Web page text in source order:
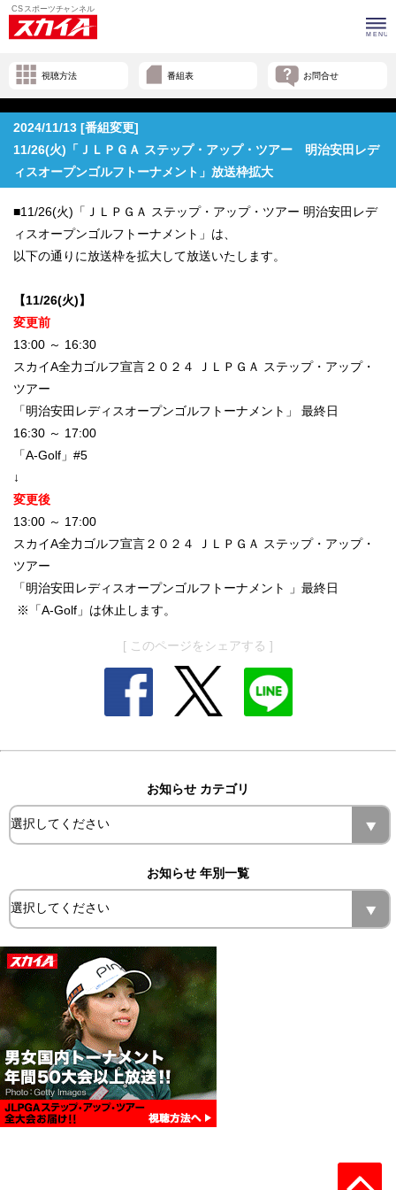
視聴方法 番組表 お問合せ
2024/11/13 [番組変更]
11/26(火)「ＪＬＰＧＡ ステップ・アップ・ツアー 明治安田レデ
ィスオープンゴルフトーナメント」放送枠拡大
■11/26(火)「ＪＬＰＧＡ ステップ・アップ・ツアー 明治安田レデ
ィスオープンゴルフトーナメント」は、
以下の通りに放送枠を拡大して放送いたします。
【11/26(火)】
変更前
13:00 ～ 16:30
スカイA全力ゴルフ宣言２０２４ ＪＬＰＧＡ ステップ・アップ・
ツアー
「明治安田レディスオープンゴルフトーナメント」 最終日
16:30 ～ 17:00
「A-Golf」#5
↓
変更後
13:00 ～ 17:00
スカイA全力ゴルフ宣言２０２４ ＪＬＰＧＡ ステップ・アップ・
ツアー
「明治安田レディスオープンゴルフトーナメント 」最終日
※「A-Golf」は休止します。
[ このページをシェアする ]
お知らせ カテゴリ
お知らせ 年別一覧